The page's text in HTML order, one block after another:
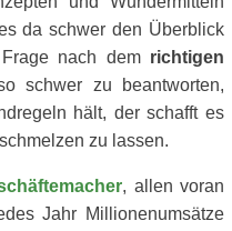
da schwer den Überblick
nach dem richtigen
schwer zu beantworten,
hält, der schafft es
zu lassen.
, allen voran
Jahr Millionenumsätze